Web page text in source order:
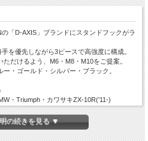
「D-AXIS」ブランドにスタンドフックがラ
を優先しながら3ピースで高強度に構成。
だけるよう、M6・M8・M10をご提案。
・ゴールド・シルバー・ブラック。
・Triumph・カワサキZX-10R('11-)
によって適合しない場合がございます。そ
ズをノギス等で確認した上でご注文くださ
の続きを見る ▼